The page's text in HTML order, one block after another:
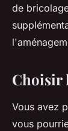
de
Choisir
Vous avez
vous